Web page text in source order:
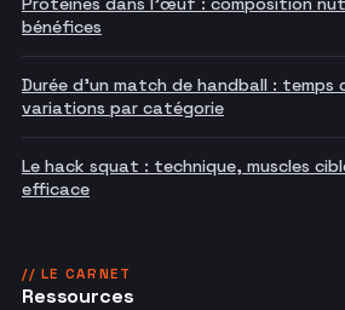
bénéfices
Durée d'un match de handball : temps
variations par catégorie
Le hack squat : technique, muscles
efficace
// LE CARNET
Ressources